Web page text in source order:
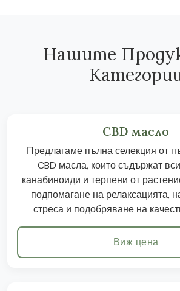
Нашите
CBD масло
Предлагаме пълна селекция от
CBD масла, които съдържат
канабиноиди и терпени от
подпомагане на релаксацията,
стреса и подобряване на
Виж цена